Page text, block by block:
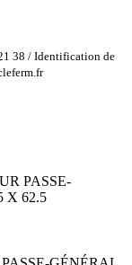
38 / Identification de
PASSE-
X 62.5